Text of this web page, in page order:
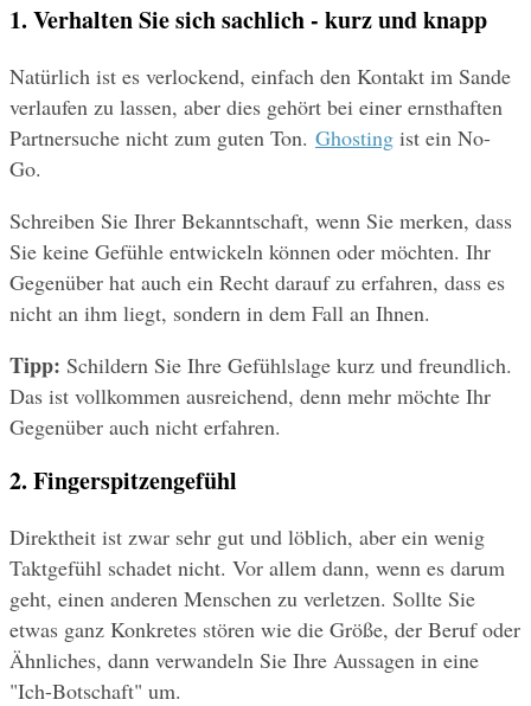
1. Verhalten Sie sich sachlich - kurz und knapp
Natürlich ist es verlockend, einfach den Kontakt im Sande
verlaufen zu lassen, aber dies gehört bei einer ernsthaften
Partnersuche nicht zum guten Ton. Ghosting ist ein No-
Go.
Schreiben Sie Ihrer Bekanntschaft, wenn Sie merken, dass
Sie keine Gefühle entwickeln können oder möchten. Ihr
Gegenüber hat auch ein Recht darauf zu erfahren, dass es
nicht an ihm liegt, sondern in dem Fall an Ihnen.
Tipp: Schildern Sie Ihre Gefühlslage kurz und freundlich.
Das ist vollkommen ausreichend, denn mehr möchte Ihr
Gegenüber auch nicht erfahren.
2. Fingerspitzengefühl
Direktheit ist zwar sehr gut und löblich, aber ein wenig
Taktgefühl schadet nicht. Vor allem dann, wenn es darum
geht, einen anderen Menschen zu verletzen. Sollte Sie
etwas ganz Konkretes stören wie die Größe, der Beruf oder
Ähnliches, dann verwandeln Sie Ihre Aussagen in eine
"Ich-Botschaft" um.